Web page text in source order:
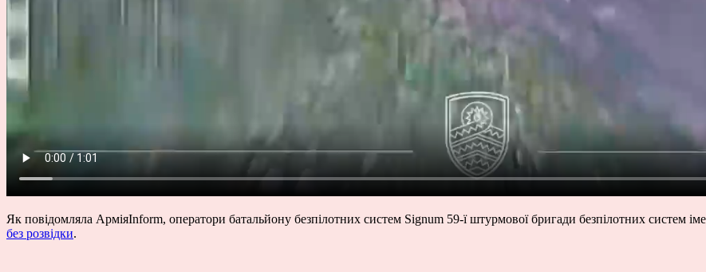
Як повідомляла АрміяInform, оператори батальйону безпілотних систем Signum 59-ї штурмової бригади безпілотних систем
без розвідки.